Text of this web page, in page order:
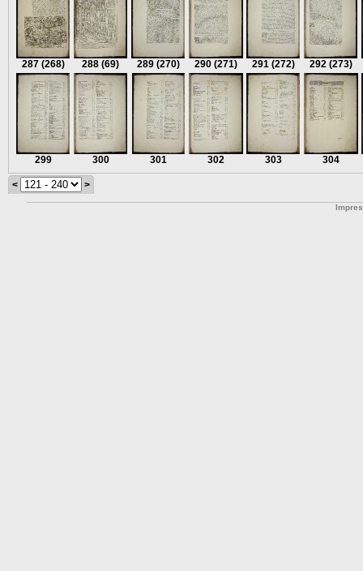
287 (268) 288 (69) 289 (270) 290 (271) 291 (272) 292 (273)
299 300 301 302 303 304
< >